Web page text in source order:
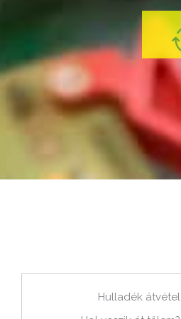
Hulladék átvétel